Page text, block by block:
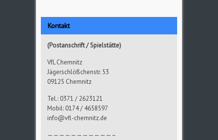
Kontakt
(Postanschrift / Spielstätte)
VfL Chemnitz
Jägerschlößchenstr. 53
09125 Chemnitz
Tel.: 0371 / 2623121
Mobil: 0174 / 4658597
info@vfl-chemnitz.de
———————————–